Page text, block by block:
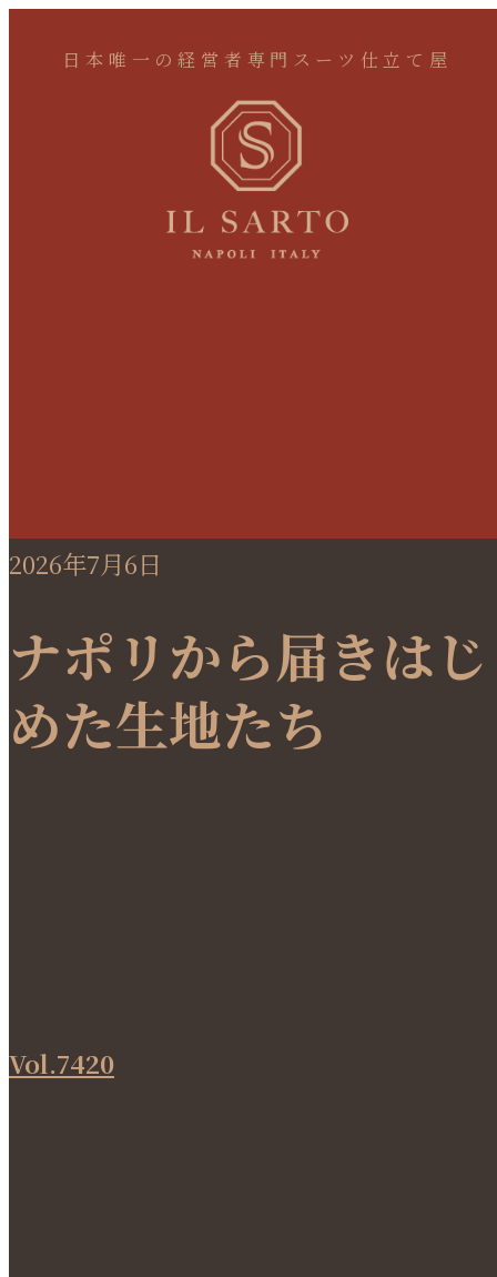
日本唯一の経営者専門スーツ仕立て屋
2026年7月6日
ナポリから届きはじ
めた生地たち
Vol.7420